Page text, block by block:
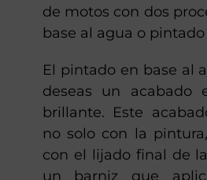
en un equipo que
como tú.
En Fast Design
de motos con dos
base al agua o
El pintado en base al
deseas un acabado